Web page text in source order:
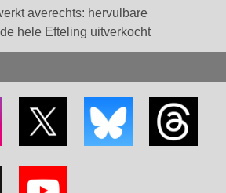
averechts: hervulbare
hele Efteling uitverkocht